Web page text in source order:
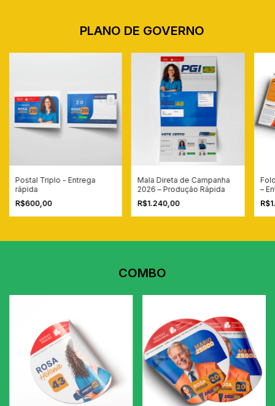
• Fácil aplicação e ótima fixação
• Ideal para divulgação política e promocional
PLANO DE GOVERNO
Postal Triplo - Entrega
rápida
R$600,00
Mala Direta de Campanha
2026 – Produção Rápida
R$1.240,00
–
COMBO